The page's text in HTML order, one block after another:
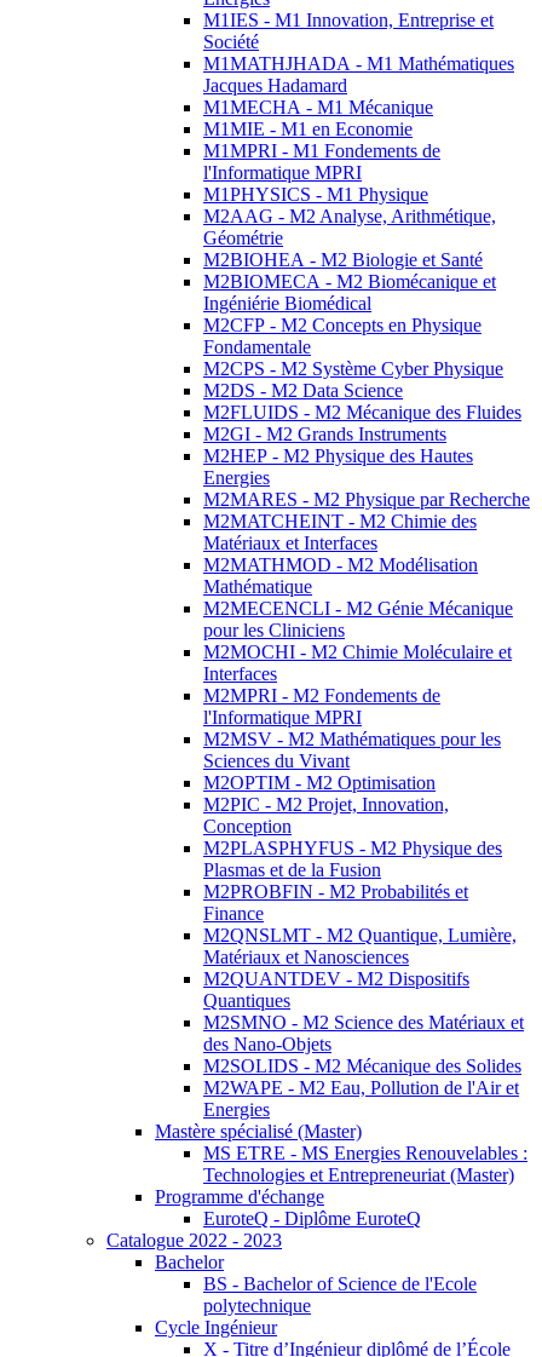
M1IES - M1 Innovation, Entreprise et
Société
M1MATHJHADA - M1 Mathématiques
Jacques Hadamard
M1MECHA - M1 Mécanique
M1MIE - M1 en Economie
M1MPRI - M1 Fondements de
l'Informatique MPRI
M1PHYSICS - M1 Physique
M2AAG - M2 Analyse, Arithmétique,
Géométrie
M2BIOHEA - M2 Biologie et Santé
M2BIOMECA - M2 Biomécanique et
Ingéniérie Biomédical
M2CFP - M2 Concepts en Physique
Fondamentale
M2CPS - M2 Système Cyber Physique
M2DS - M2 Data Science
M2FLUIDS - M2 Mécanique des Fluides
M2GI - M2 Grands Instruments
M2HEP - M2 Physique des Hautes
Energies
M2MARES - M2 Physique par Recherche
M2MATCHEINT - M2 Chimie des
Matériaux et Interfaces
M2MATHMOD - M2 Modélisation
Mathématique
M2MECENCLI - M2 Génie Mécanique
pour les Cliniciens
M2MOCHI - M2 Chimie Moléculaire et
Interfaces
M2MPRI - M2 Fondements de
l'Informatique MPRI
M2MSV - M2 Mathématiques pour les
Sciences du Vivant
M2OPTIM - M2 Optimisation
M2PIC - M2 Projet, Innovation,
Conception
M2PLASPHYFUS - M2 Physique des
Plasmas et de la Fusion
M2PROBFIN - M2 Probabilités et
Finance
M2QNSLMT - M2 Quantique, Lumière,
Matériaux et Nanosciences
M2QUANTDEV - M2 Dispositifs
Quantiques
M2SMNO - M2 Science des Matériaux et
des Nano-Objets
M2SOLIDS - M2 Mécanique des Solides
M2WAPE - M2 Eau, Pollution de l'Air et
Energies
Mastère spécialisé (Master)
MS ETRE - MS Energies Renouvelables :
Technologies et Entrepreneuriat (Master)
Programme d'échange
EuroteQ - Diplôme EuroteQ
Catalogue 2022 - 2023
Bachelor
BS - Bachelor of Science de l'Ecole
polytechnique
Cycle Ingénieur
X - Titre d’Ingénieur diplômé de l’École